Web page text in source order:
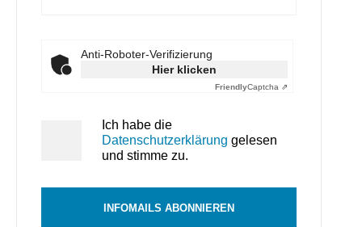
Anti-Roboter-Verifizierung
Hier klicken
FriendlyCaptcha ⇗
Ich habe die
Datenschutzerklärung gelesen
und stimme zu.
INFOMAILS ABONNIEREN